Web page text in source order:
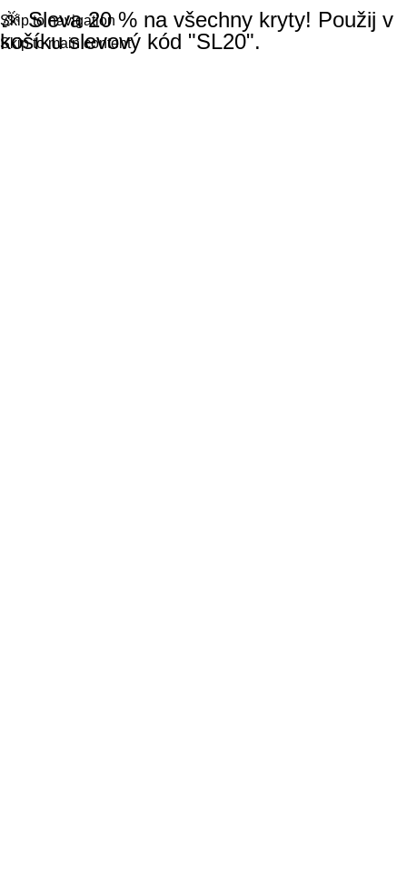
Skip to navigation
Skip to main content
🎉 Sleva 20 % na všechny kryty! Použij v
košíku slevový kód "SL20".